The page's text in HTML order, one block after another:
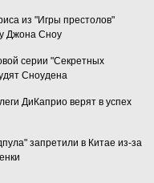
из "Игры престолов"
Джона Сноу
серии "Секретных
Сноудена
ДиКаприо верят в успех
запретили в Китае из-за